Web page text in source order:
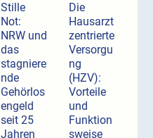
Stille
Not:
NRW und
das
stagniere
nde
Gehörlos
engeld
seit 25
Jahren
Die
Hausarzt
zentrierte
Versorgu
ng
(HZV):
Vorteile
und
Funktion
sweise